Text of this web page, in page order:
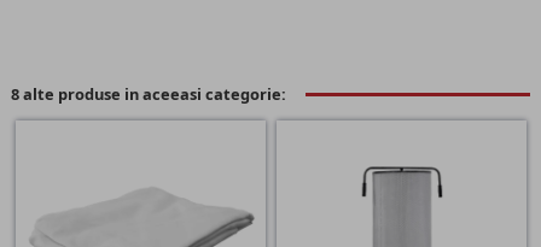
8 alte produse in aceeasi categorie: